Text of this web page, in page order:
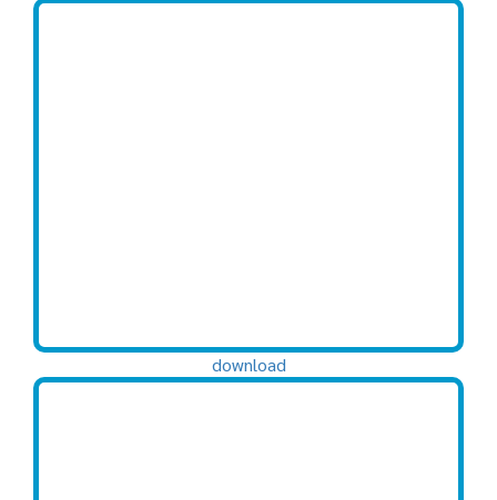
download